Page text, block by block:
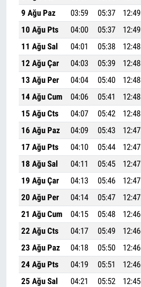
9 Ağu Paz
03:59 05:37 12:49
10 Ağu Pts
04:00 05:37 12:49
11 Ağu Sal
04:01 05:38 12:48
12 Ağu Çar
04:03 05:39 12:48
13 Ağu Per
04:04 05:40 12:48
14 Ağu Cum
04:06 05:41 12:48
15 Ağu Cts
04:07 05:42 12:48
16 Ağu Paz
04:09 05:43 12:47
17 Ağu Pts
04:10 05:44 12:47
18 Ağu Sal
04:11 05:45 12:47
19 Ağu Çar
04:13 05:46 12:47
20 Ağu Per
04:14 05:47 12:47
21 Ağu Cum
04:15 05:48 12:46
22 Ağu Cts
04:17 05:49 12:46
23 Ağu Paz
04:18 05:50 12:46
24 Ağu Pts
04:19 05:51 12:46
25 Ağu Sal
04:21 05:52 12:45